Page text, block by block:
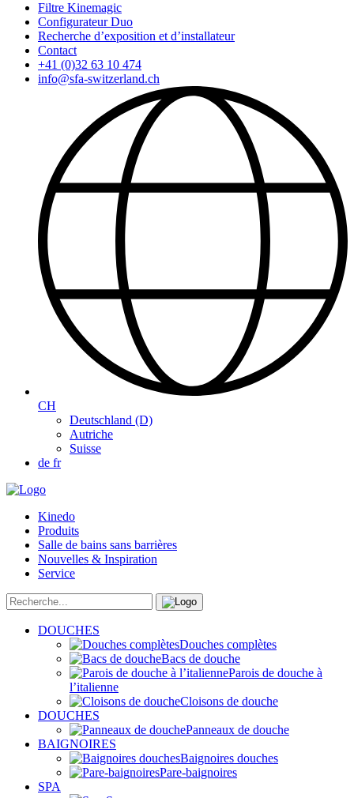
Filtre Kinemagic
Configurateur Duo
Recherche d’exposition et d’installateur
Contact
+41 (0)32 63 10 474
info@sfa-switzerland.ch
CH
Deutschland (D)
Autriche
Suisse
de fr
Kinedo
Produits
Salle de bains sans barrières
Nouvelles & Inspiration
Service
DOUCHES
Douches complètes
Bacs de douche
Parois de douche à
l’italienne
Cloisons de douche
DOUCHES
Panneaux de douche
BAIGNOIRES
Baignoires douches
Pare-baignoires
SPA